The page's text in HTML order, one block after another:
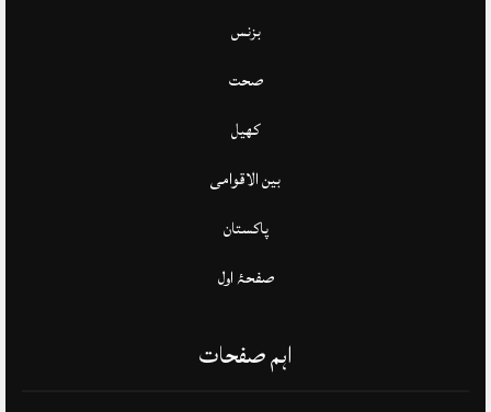
بزنس
صحت
کھیل
بین الاقوامی
پاکستان
صفحۂ اول
اہم صفحات